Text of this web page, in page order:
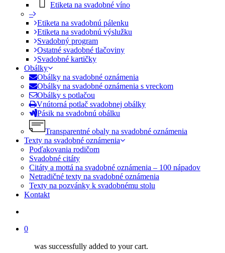
Etiketa na svadobné víno
–
Etiketa na svadobnú pálenku
Etiketa na svadobnú výslužku
Svadobný program
Ostatné svadobné tlačoviny
Svadobné kartičky
Obálky
Obálky na svadobné oznámenia
Obálky na svadobné oznámenia s vreckom
Obálky s potlačou
Vnútorná potlač svadobnej obálky
Pásik na svadobnú obálku
Transparentné obaly na svadobné oznámenia
Texty na svadobné oznámenia
Poďakovania rodičom
Svadobné citáty
Citáty a mottá na svadobné oznámenia – 100 nápadov
Netradičné texty na svadobné oznámenia
Texty na pozvánky k svadobnému stolu
Kontakt
0
was successfully added to your cart.